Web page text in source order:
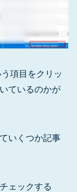
項目をクリッ
ているのかが
いくつか記事
ェックする